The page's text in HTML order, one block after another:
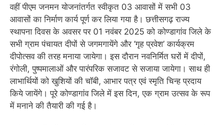
वहीं पीएम जनमन योजनांतर्गत स्वीकृत 03 आवासों में सभी 03
आवासों का निर्माण कार्य पूर्ण कर लिया गया है। छत्तीसगढ़ राज्य
स्थापना दिवस के अवसर पर 01 नवंबर 2025 को कोण्डागांव जिले के
सभी ग्राम पंचायत दीपों से जगमगायेंगे और ‘गृह प्रवेश’ कार्यक्रम
दीपोत्सव की तरह मनाया जायेगा। इस दौरान नवनिर्मित घरों में दीपों,
रंगोली, पुष्पमालाओं और पारंपरिक सजावट से सजाया जायेगा। साथ ही
लाभार्थियों को खुशियों की चॉबी, आभार पत्र एवं स्मृति चिन्ह प्रदाय
किये जायेंगे। पूरे कोण्डागांव जिले में इस दिन, एक ग्राम उत्सव के रूप
में मनाने की तैयारी की गई है।